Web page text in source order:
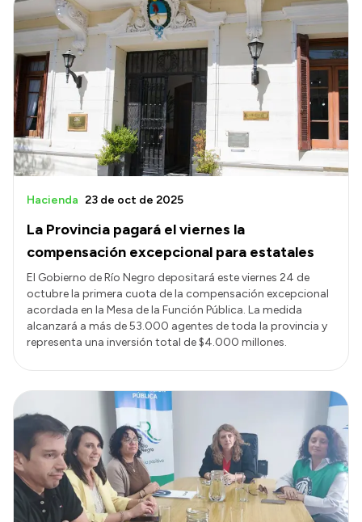
La Provincia pagará el viernes la
compensación excepcional para estatales
Hacienda 23 de oct de 2025
El Gobierno de Río Negro depositará este viernes 24 de
octubre la primera cuota de la compensación excepcional
acordada en la Mesa de la Función Pública. La medida
alcanzará a más de 53.000 agentes de toda la provincia y
representa una inversión total de $4.000 millones.